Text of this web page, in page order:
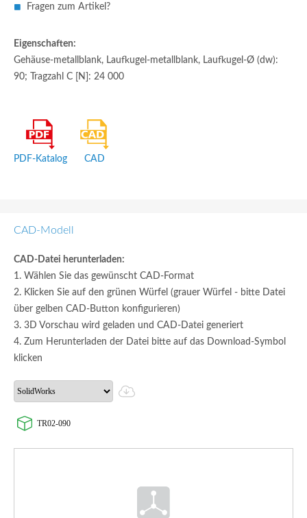
Fragen zum Artikel?
Eigenschaften:
Gehäuse-metallblank, Laufkugel-metallblank, Laufkugel-Ø (dw):
90; Tragzahl C [N]: 24 000
PDF-Katalog CAD
CAD-Modell
CAD-Datei herunterladen:
1. Wählen Sie das gewünscht CAD-Format
2. Klicken Sie auf den grünen Würfel (grauer Würfel - bitte Datei
über gelben CAD-Button konfigurieren)
3. 3D Vorschau wird geladen und CAD-Datei generiert
4. Zum Herunterladen der Datei bitte auf das Download-Symbol
klicken
TR02-090